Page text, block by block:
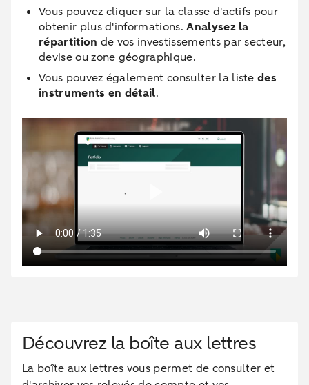
Vous pouvez cliquer sur la classe d'actifs pour
obtenir plus d'informations.Analysez la
répartition de vos investissements par secteur,
devise ou zone géographique.
Vous pouvez également consulter la listedes
instruments en détail.
Découvrez la boîte aux lettres
La boîte aux lettres vous permet de consulter et